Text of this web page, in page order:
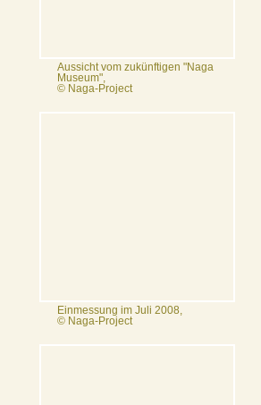
Aussicht vom zukünftigen "Naga
Museum",
© Naga-Project
Einmessung im Juli 2008,
© Naga-Project